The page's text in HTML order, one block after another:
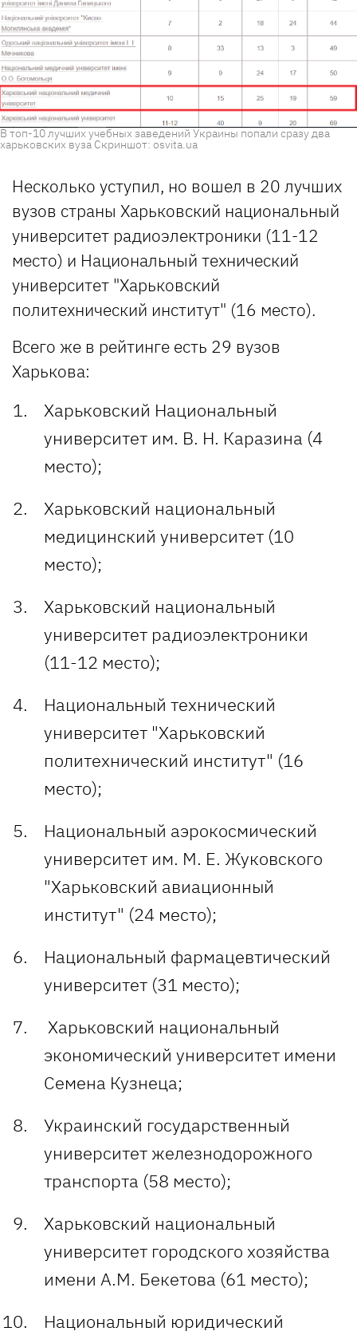
В топ-10 лучших учебных заведений Украины попали сразу два
харьковских вуза Скриншот: osvita.ua
Несколько уступил, но вошел в 20 лучших
вузов страны Харьковский национальный
университет радиоэлектроники (11-12
место) и Национальный технический
университет "Харьковский
политехнический институт" (16 место).
Всего же в рейтинге есть 29 вузов
Харькова:
Харьковский Национальный
университет им. В. Н. Каразина (4
место);
Харьковский национальный
медицинский университет (10
место);
Харьковский национальный
университет радиоэлектроники
(11-12 место);
Национальный технический
университет "Харьковский
политехнический институт" (16
место);
Национальный аэрокосмический
университет им. М. Е. Жуковского
"Харьковский авиационный
институт" (24 место);
Национальный фармацевтический
университет (31 место);
Харьковский национальный
экономический университет имени
Семена Кузнеца;
Украинский государственный
университет железнодорожного
транспорта (58 место);
Харьковский национальный
университет городского хозяйства
имени А.М. Бекетова (61 место);
Национальный юридический